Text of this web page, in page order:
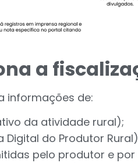
a
informações de:
da atividade rural);
Digital do Produtor
pelo produtor e